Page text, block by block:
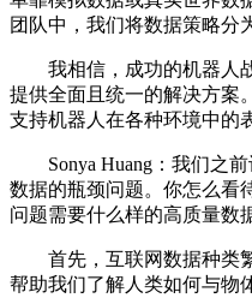
团队中，我们将数据策略分
我相信，成功的机器人战
提供全面且统一的解决方案
支持机器人在各种环境中的
Sonya Huang：我们之前
数据的瓶颈问题。你怎么看
问题需要什么样的高质量数
首先，互联网数据种类繁
帮助我们了解人类如何与物